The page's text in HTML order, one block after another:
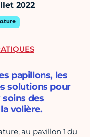
2022
papillons, les
solutions pour
des
volière.
au pavillon 1 du